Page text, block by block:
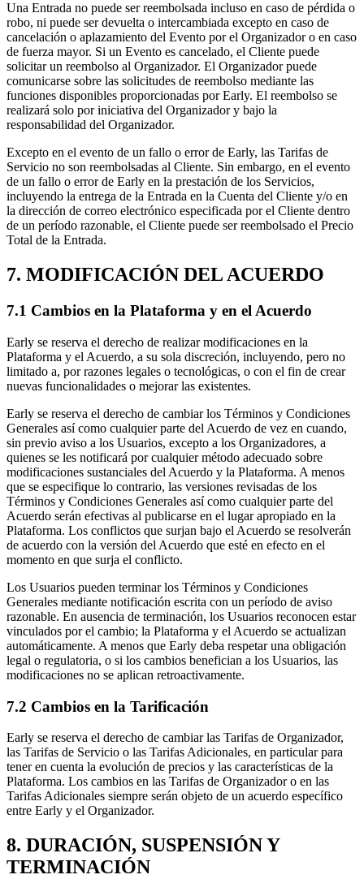
Una Entrada no puede ser reembolsada incluso en caso de pérdida o
robo, ni puede ser devuelta o intercambiada excepto en caso de
cancelación o aplazamiento del Evento por el Organizador o en caso
de fuerza mayor. Si un Evento es cancelado, el Cliente puede
solicitar un reembolso al Organizador. El Organizador puede
comunicarse sobre las solicitudes de reembolso mediante las
funciones disponibles proporcionadas por Early. El reembolso se
realizará solo por iniciativa del Organizador y bajo la
responsabilidad del Organizador.
Excepto en el evento de un fallo o error de Early, las Tarifas de
Servicio no son reembolsadas al Cliente. Sin embargo, en el evento
de un fallo o error de Early en la prestación de los Servicios,
incluyendo la entrega de la Entrada en la Cuenta del Cliente y/o en
la dirección de correo electrónico especificada por el Cliente dentro
de un período razonable, el Cliente puede ser reembolsado el Precio
Total de la Entrada.
7. MODIFICACIÓN DEL ACUERDO
7.1 Cambios en la Plataforma y en el Acuerdo
Early se reserva el derecho de realizar modificaciones en la
Plataforma y el Acuerdo, a su sola discreción, incluyendo, pero no
limitado a, por razones legales o tecnológicas, o con el fin de crear
nuevas funcionalidades o mejorar las existentes.
Early se reserva el derecho de cambiar los Términos y Condiciones
Generales así como cualquier parte del Acuerdo de vez en cuando,
sin previo aviso a los Usuarios, excepto a los Organizadores, a
quienes se les notificará por cualquier método adecuado sobre
modificaciones sustanciales del Acuerdo y la Plataforma. A menos
que se especifique lo contrario, las versiones revisadas de los
Términos y Condiciones Generales así como cualquier parte del
Acuerdo serán efectivas al publicarse en el lugar apropiado en la
Plataforma. Los conflictos que surjan bajo el Acuerdo se resolverán
de acuerdo con la versión del Acuerdo que esté en efecto en el
momento en que surja el conflicto.
Los Usuarios pueden terminar los Términos y Condiciones
Generales mediante notificación escrita con un período de aviso
razonable. En ausencia de terminación, los Usuarios reconocen estar
vinculados por el cambio; la Plataforma y el Acuerdo se actualizan
automáticamente. A menos que Early deba respetar una obligación
legal o regulatoria, o si los cambios benefician a los Usuarios, las
modificaciones no se aplican retroactivamente.
7.2 Cambios en la Tarificación
Early se reserva el derecho de cambiar las Tarifas de Organizador,
las Tarifas de Servicio o las Tarifas Adicionales, en particular para
tener en cuenta la evolución de precios y las características de la
Plataforma. Los cambios en las Tarifas de Organizador o en las
Tarifas Adicionales siempre serán objeto de un acuerdo específico
entre Early y el Organizador.
8. DURACIÓN, SUSPENSIÓN Y
TERMINACIÓN